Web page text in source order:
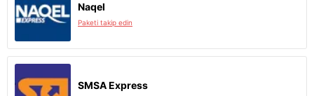
Naqel
Paketi takip edin
SMSA Express